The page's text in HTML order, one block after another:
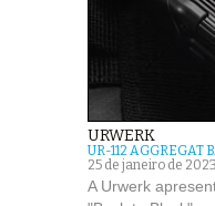
URWERK
UR-112 AGGREGAT
25 de janeiro de 2023
A Urwerk